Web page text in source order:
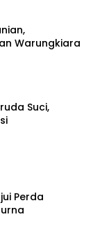
Warungkiara
Suci,
Perda